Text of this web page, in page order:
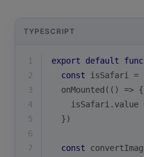
TYPESCRIPT
1 export default
2
const isSafari =
3
  onMounted(
() => {
4
isSafari.value
5
  })
6
7
const